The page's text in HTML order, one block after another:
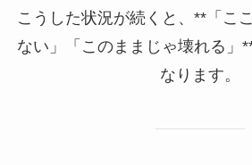
こうした状況が続くと、**「こ
ない」「このままじゃ壊れる」
なります。